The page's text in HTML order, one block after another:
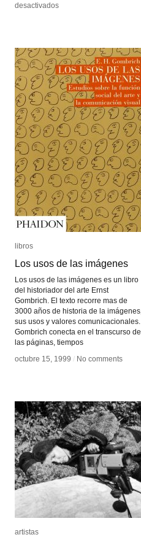
desactivadosen
desactivadosen
libros
Los usos de las imágenes
Los usos de las imágenes es un libro
del historiador del arte Ernst
Gombrich. El texto recorre mas de
3000 años de historia de la imágenes,
sus usos y valores comunicacionales.
Gombrich conecta en el transcurso de
las páginas, tiempos
octubre 15, 1999 / No comments
libros
Los usos de las imágenes
octubre 15, 1999 / No comments
artistas
artistas